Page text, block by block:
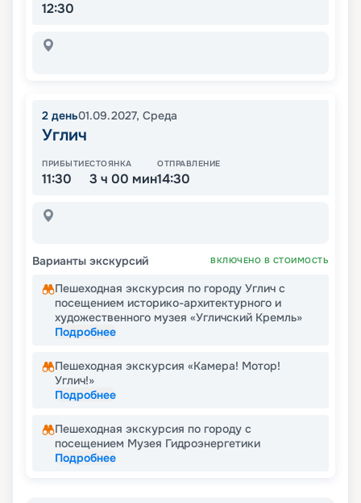
12:30
2 день01.09.2027, Среда
Углич
ПРИБЫТИЕ
11:30
СТОЯНКА
3 ч 00 мин
ОТПРАВЛЕНИЕ
14:30
Варианты экскурсий ВКЛЮЧЕНО В СТОИМОСТЬ
Пешеходная экскурсия по городу Углич с
посещением историко-архитектурного и
художественного музея «Угличский Кремль»
Подробнее
Пешеходная экскурсия «Камера! Мотор!
Углич!»
Подробнее
Пешеходная экскурсия по городу с
посещением Музея Гидроэнергетики
Подробнее